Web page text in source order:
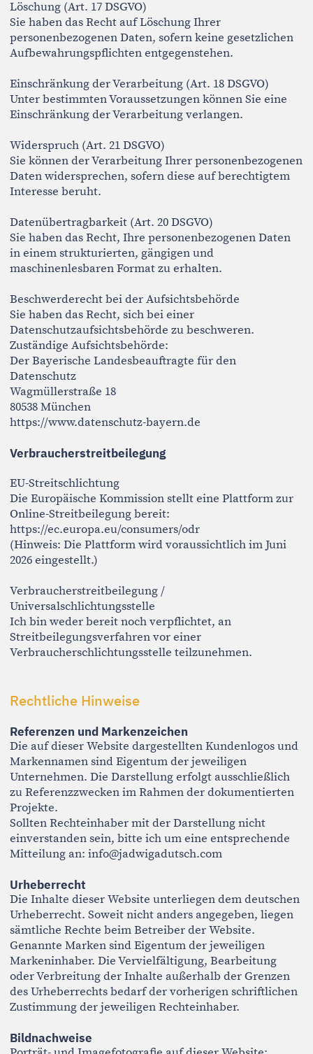
Referenzen und Markenzeichen
Die auf dieser Website dargestellten Kundenlogos und
Markennamen sind Eigentum der jeweiligen
Unternehmen. Die Darstellung erfolgt ausschließlich
zu Referenzzwecken im Rahmen der dokumentierten
Sollten Rechteinhaber mit der Darstellung nicht
einverstanden sein, bitte ich um eine entsprechende
Mitteilung an: info@jadwigadutsch.com
Urheberrecht. Soweit nicht anders angegeben, liegen
sämtliche Rechte beim Betreiber der Website.
Genannte Marken sind Eigentum der jeweiligen
Markeninhaber. Die Vervielfältigung, Bearbeitung
oder Verbreitung der Inhalte außerhalb der Grenzen
Bildnachweise
Porträt- und Imagefotografie auf dieser Website:
Kay Blaschke, München
https://kayblaschke.de